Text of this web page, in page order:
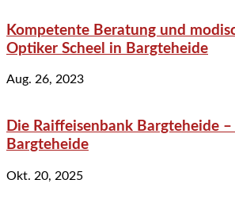
Kompetente Beratung und
Optiker Scheel in Bargteheide
Aug. 26, 2023
Die Raiffeisenbank Bargteheide
Bargteheide
Okt. 20, 2025